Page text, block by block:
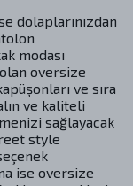
dolaplarınızdan
modası
oversize
ve sıra
ve kaliteli
sağlayacak
style
ise oversize